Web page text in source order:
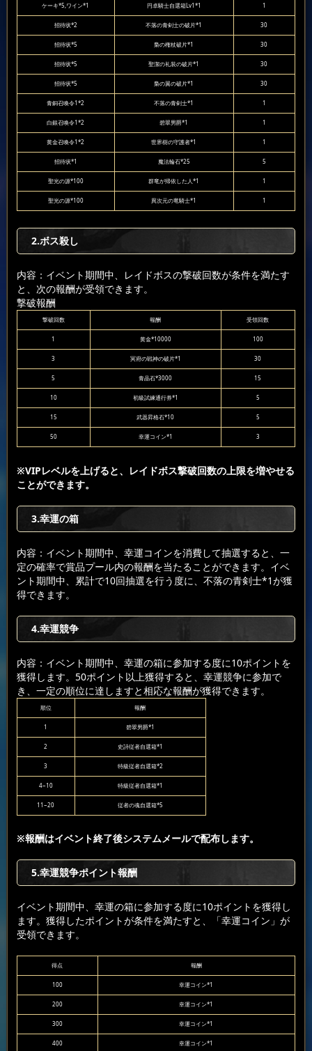
ケーキ*5,ワイン*1 円卓騎士自選箱Lv1*1 1
招待状*2 不落の青剣士の破片*1 30
招待状*5 梟の権杖破片*1 30
招待状*5 聖潔の礼装の破片*1 30
招待状*5 梟の翼の破片*1 30
青銅召喚令1*2 不落の青剣士*1 1
白銀召喚令1*2 碧翠男爵*1 1
黄金召喚令1*2 世界樹の守護者*1 1
招待状*1 魔法輪石*25 5
聖光の源*100 群竜が帰依した人*1 1
聖光の源*100 異次元の竜騎士*1 1
2.ボス殺し
内容：イベント期間中、レイドボスの撃破回数が条件を満たす
と、次の報酬が受領できます。
撃破報酬
撃破回数 報酬 受領回数
1 黄金*10000 100
3 冥府の戦神の破片*1 30
5 青晶石*3000 15
10 初級試練通行券*1 5
15 武器昇格石*10 5
50 幸運コイン*1 3
※VIPレベルを上げると、レイドボス撃破回数の上限を増やせる
ことができます。
3.幸運の箱
内容：イベント期間中、幸運コインを消費して抽選すると、一
定の確率で賞品プール内の報酬を当たることができます。イベ
ント期間中、累計で10回抽選を行う度に、不落の青剣士*1が獲
得できます。
4.幸運競争
内容：イベント期間中、幸運の箱に参加する度に10ポイントを
獲得します。50ポイント以上獲得すると、幸運競争に参加で
き、一定の順位に達しますと相応な報酬が獲得できます。
順位 報酬
1 碧翠男爵*1
2 史詩従者自選箱*1
3 特級従者自選箱*2
4~10 特級従者自選箱*1
11~20 従者の魂自選箱*5
※報酬はイベント終了後システムメールで配布します。
5.幸運競争ポイント報酬
イベント期間中、幸運の箱に参加する度に10ポイントを獲得し
ます。獲得したポイントが条件を満たすと、「幸運コイン」が
受領できます。
得点 報酬
100 幸運コイン*1
200 幸運コイン*1
300 幸運コイン*1
400 幸運コイン*1